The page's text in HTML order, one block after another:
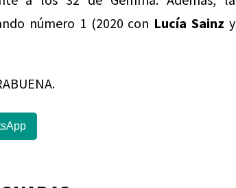
número 1 (2020 con Lucía Sainz y